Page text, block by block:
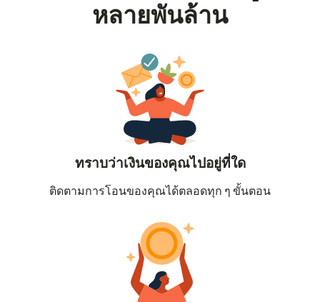
หลายพันล้าน
ทราบว่าเงินของคุณไปอยู่ที่ใด
ติดตามการโอนของคุณได้ตลอดทุก ๆ ขั้นตอน